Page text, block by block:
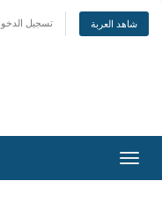
تسجيل شاهد العربة